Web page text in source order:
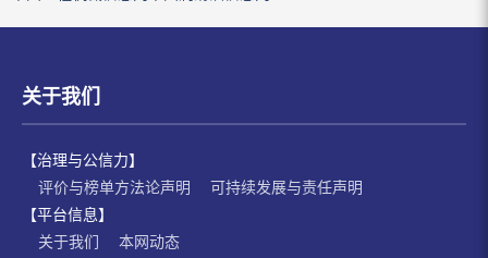
关于我们
【治理与公信力】
评价与榜单方法论声明
可持续发展与责任声明
【平台信息】
关于我们
本网动态